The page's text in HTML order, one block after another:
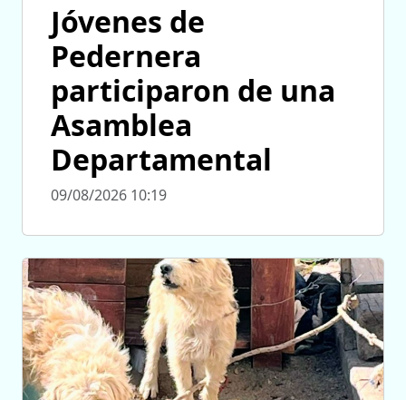
Jóvenes de
Pedernera
participaron de una
Asamblea
Departamental
09/08/2026 10:19